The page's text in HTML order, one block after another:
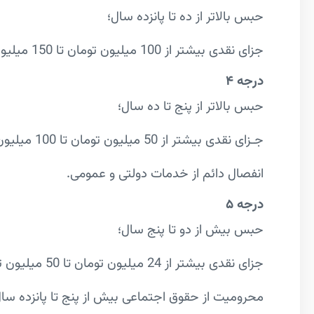
حبس بالاتر از ده تا پانزده سال؛
جزای نقدی بیشتر از 100 میلیون تومان تا 150 میلیون تومان.
درجه۴
حبس بالاتر از پنج تا ده سال؛
جـزای نقدی بیشتر از 50 میلیون تومان تا 100 میلیون تومان؛
انفصال دائم از خدمات دولتی و عمومی.
درجه۵
حبس بیش از دو تا پنج سال؛
جزای نقدی بیشتر از 24 میلیون تومان تا 50 میلیون تومان؛
محرومیت از حقوق اجتماعی بیش از پنج تا پانزده